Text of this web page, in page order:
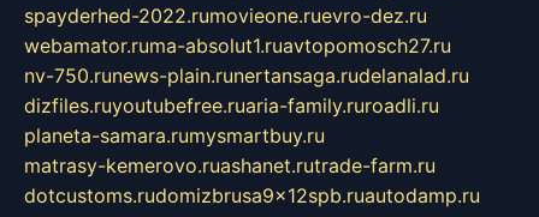
spayderhed-2022.rumovieone.ruevro-dez.ru
webamator.ruma-absolut1.ruavtopomosch27.ru
nv-750.runews-plain.runertansaga.rudelanalad.ru
dizfiles.ruyoutubefree.ruaria-family.ruroadli.ru
planeta-samara.rumysmartbuy.ru
matrasy-kemerovo.ruashanet.rutrade-farm.ru
dotcustoms.rudomizbrusa9x12spb.ruautodamp.ru